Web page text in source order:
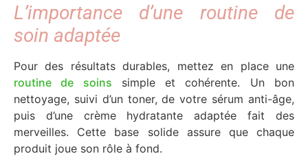
L’importance d’une routine de
soin adaptée
Pour des résultats durables, mettez en place une
routine de soins simple et cohérente. Un bon
nettoyage, suivi d’un toner, de votre sérum anti-âge,
puis d’une crème hydratante adaptée fait des
merveilles. Cette base solide assure que chaque
produit joue son rôle à fond.